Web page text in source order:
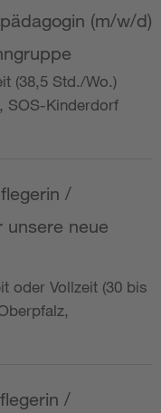
(m/w/d)
(38,5 Std./Wo.)
SOS-Kinderdorf
/
unsere neue
oder Vollzeit (30 bis
/